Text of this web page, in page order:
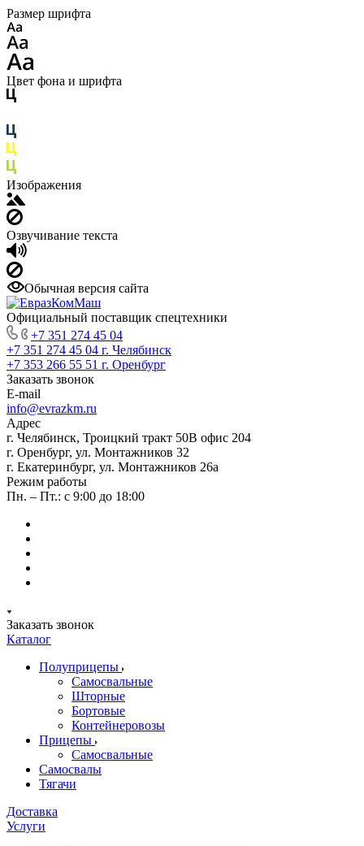
Размер шрифта
Цвет фона и шрифта
Изображения
Озвучивание текста
Обычная версия сайта
Официальный поставщик спецтехники
+7 351 274 45 04
+7 351 274 45 04 г. Челябинск
+7 353 266 55 51 г. Оренбург
Заказать звонок
E-mail
info@evrazkm.ru
Адрес
г. Челябинск, Троицкий тракт 50В офис 204
г. Оренбург, ул. Монтажников 32
г. Екатеринбург, ул. Монтажников 26а
Режим работы
Пн. – Пт.: с 9:00 до 18:00
Заказать звонок
Каталог
Полуприцепы
Самосвальные
Шторные
Бортовые
Контейнеровозы
Прицепы
Самосвальные
Самосвалы
Тягачи
Доставка
Услуги